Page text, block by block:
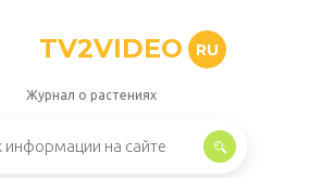
TV2VIDEO RU
Журнал о растениях